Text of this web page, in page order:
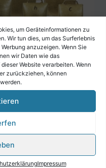
um Geräteinformationen zu
Wir tun dies, um das Surferlebnis
anzuzeigen. Wenn Sie
wir Daten wie das
Website verarbeiten. Wenn
zurückziehen, können
Impressum
teilig